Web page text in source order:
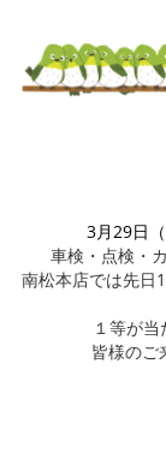
3月29日
車検・点検・
南松本店では先日
１等が
皆様のご